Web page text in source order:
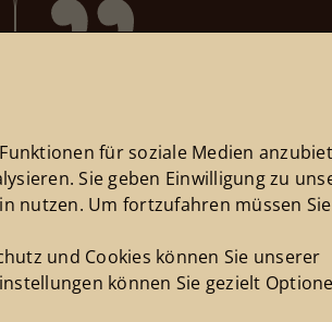
Nancy Radde ist eine sehr
sympathische Beraterin. Wir
empfehlen! Vielen Dank, Nancy!
für soziale Medien
Sie geben Einwilligung zu
nutzen. Um fortzufahren müssen
und Cookies können Sie unserer
können Sie gezielt